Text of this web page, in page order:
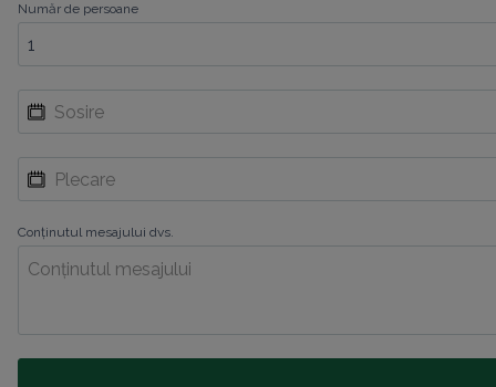
Număr de persoane
Conținutul mesajului dvs.